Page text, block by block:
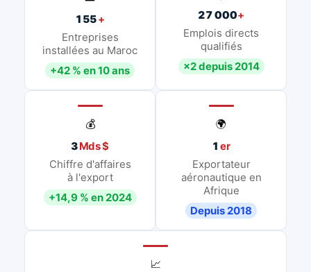
155+
Entreprises
installées au Maroc
+42 % en 10 ans
27 000+
Emplois directs
qualifiés
×2 depuis 2014
💰
3Mds $
Chiffre d'affaires
à l'export
+14,9 % en 2024
🌍
1 er
Exportateur
aéronautique en
Afrique
Depuis 2018
📈